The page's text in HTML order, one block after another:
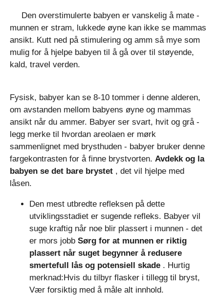
Den overstimulerte babyen er vanskelig å mate -
munnen er stram, lukkede øyne kan ikke se mammas
ansikt. Kutt ned på stimulering og amm så mye som
mulig for å hjelpe babyen til å gå over til støyende,
kald, travel verden.
Fysisk, babyer kan se 8-10 tommer i denne alderen,
om avstanden mellom babyens øyne og mammas
ansikt når du ammer. Babyer ser svart, hvit og grå -
legg merke til hvordan areolaen er mørk
sammenlignet med brysthuden - babyer bruker denne
fargekontrasten for å finne brystvorten. Avdekk og la
babyen se det bare brystet , det vil hjelpe med
låsen.
Den mest utbredte refleksen på dette
utviklingsstadiet er sugende refleks. Babyer vil
suge kraftig når noe blir plassert i munnen - det
er mors jobb Sørg for at munnen er riktig
plassert når suget begynner å redusere
smertefull lås og potensiell skade . Hurtig
merknad:Hvis du tilbyr flasker i tillegg til bryst,
Vær forsiktig med å måle alt innhold.